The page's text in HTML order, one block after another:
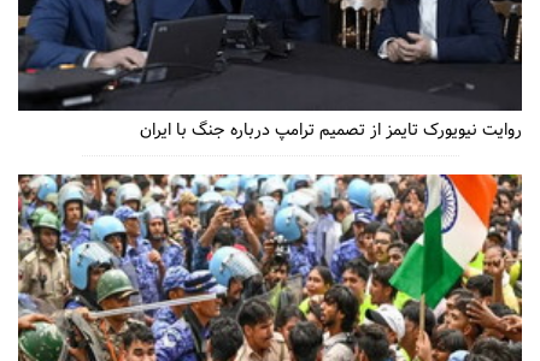
روایت نیویورک تایمز از تصمیم ترامپ درباره جنگ با ایران